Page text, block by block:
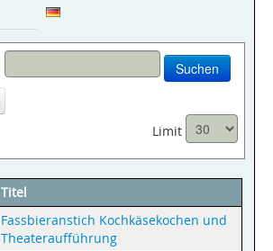
Suchen
Limit
Titel
Fassbieranstich Kochkäsekochen und
Theateraufführung